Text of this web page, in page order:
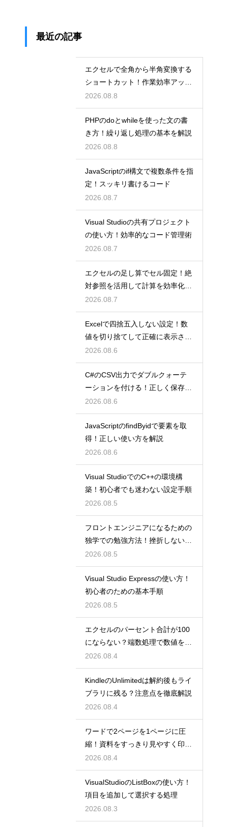
最近の記事
エクセルで全角から半角変換する
ショートカット！作業効率アップ
術
2026.08.8
PHPのdoとwhileを使った文の書
き方！繰り返し処理の基本を解説
2026.08.8
JavaScriptのif構文で複数条件を指
定！スッキリ書けるコード
2026.08.7
Visual Studioの共有プロジェクト
の使い方！効率的なコード管理術
2026.08.7
エクセルの足し算でセル固定！絶
対参照を活用して計算を効率化し
よう
2026.08.7
Excelで四捨五入しない設定！数
値を切り捨てして正確に表示させ
るコツ
2026.08.6
C#のCSV出力でダブルクォーテ
ーションを付ける！正しく保存す
るコツ
2026.08.6
JavaScriptのfindByidで要素を取
得！正しい使い方を解説
2026.08.6
Visual StudioでのC++の環境構
築！初心者でも迷わない設定手順
2026.08.5
フロントエンジニアになるための
独学での勉強方法！挫折しない学
習計画
2026.08.5
Visual Studio Expressの使い方！
初心者のための基本手順
2026.08.5
エクセルのパーセント合計が100
にならない？端数処理で数値を合
わせる技
2026.08.4
KindleのUnlimitedは解約後もライ
ブラリに残る？注意点を徹底解説
2026.08.4
ワードで2ページを1ページに圧
縮！資料をすっきり見やすく印刷
する設定
2026.08.4
VisualStudioのListBoxの使い方！
項目を追加して選択する処理
2026.08.3